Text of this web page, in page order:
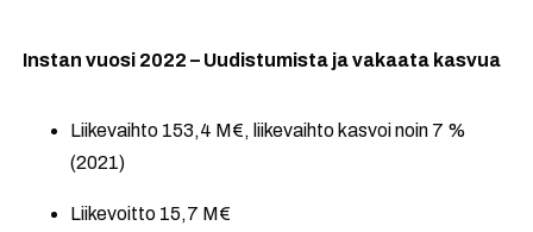
Instan vuosi 2022 – Uudistumista ja vakaata kasvua
Liikevaihto 153,4 M€, liikevaihto kasvoi noin 7 %
(2021)
Liikevoitto 15,7 M€